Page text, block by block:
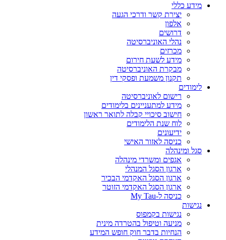
מידע כללי
יצירת קשר ודרכי הגעה
אלפון
דרושים
נהלי האוניברסיטה
מכרזים
מידע לשעת חירום
מבקרת האוניברסיטה
תקנון משמעת ופסקי דין
לימודים
רישום לאוניברסיטה
מידע למתעניינים בלימודים
חישוב סיכויי קבלה לתואר ראשון
לוח שנת הלימודים
ידיעונים
כניסה לאזור האישי
סגל ומינהלה
אגפים ומשרדי מינהלה
ארגון הסגל המנהלי
ארגון הסגל האקדמי הבכיר
ארגון הסגל האקדמי הזוטר
כניסה ל-My Tau
נגישות
נגישות בקמפוס
מניעה וטיפול בהטרדה מינית
הנחיות בדבר חוק חופש המידע